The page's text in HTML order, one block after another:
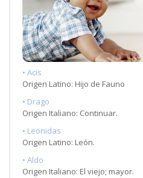
• Acis
Origen Latino: Hijo de Fauno
• Drago
Origen Italiano: Continuar.
• Leonidas
Origen Latino: León.
• Aldo
Origen Italiano: El viejo; mayor.